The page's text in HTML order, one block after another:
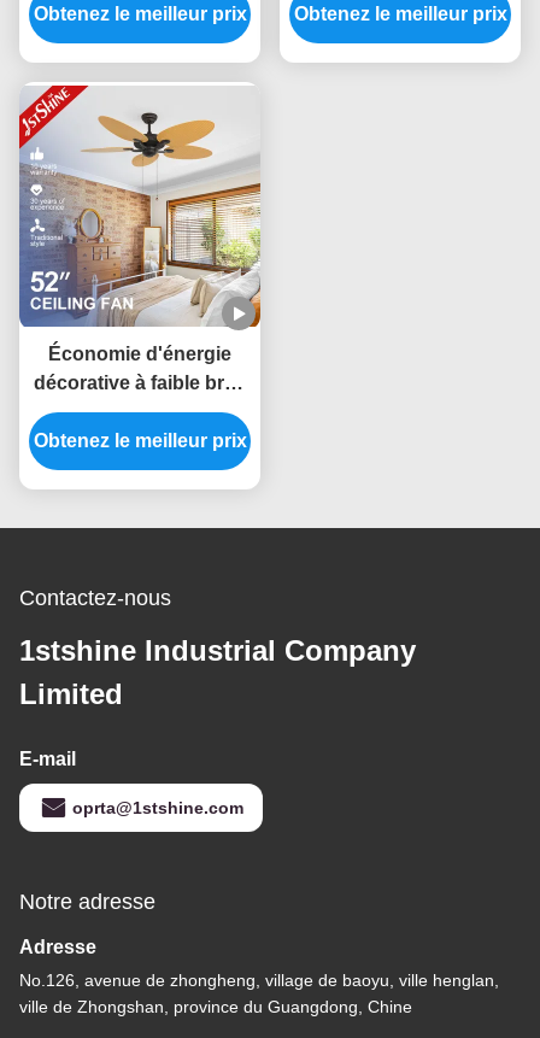
choix, pales en bois
massif et moteur CC
Obtenez le meilleur prix
l'extérieur léger mené
Obtenez le meilleur prix
Économie d'énergie
décorative à faible bruit
de flux d'air de fan de
plafond de 5 lames
grande
Obtenez le meilleur prix
Contactez-nous
1stshine Industrial Company
Limited
E-mail
oprta@1stshine.com
Notre adresse
Adresse
No.126, avenue de zhongheng, village de baoyu, ville henglan,
ville de Zhongshan, province du Guangdong, Chine